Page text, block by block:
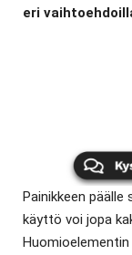
eri
Painikkeen
käyttö voi jopa